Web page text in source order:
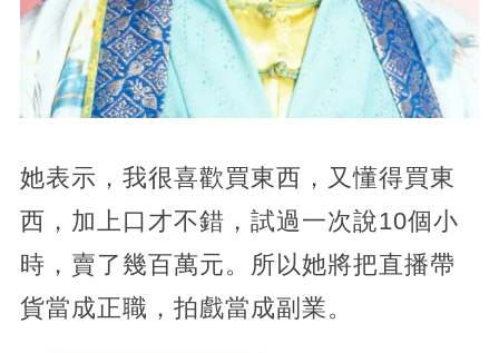
她表示，我很喜歡買東西，又懂得買東
西，加上口才不錯，試過一次說10個小
時，賣了幾百萬元。所以她將把直播帶
貨當成正職，拍戲當成副業。